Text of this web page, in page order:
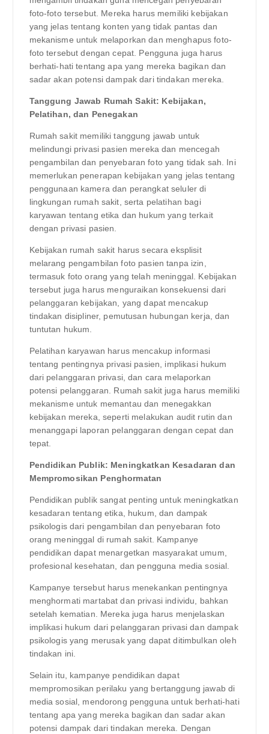
foto-foto tersebut. Mereka harus memiliki kebijakan
yang jelas tentang konten yang tidak pantas dan
mekanisme untuk melaporkan dan menghapus foto-
foto tersebut dengan cepat. Pengguna juga harus
berhati-hati tentang apa yang mereka bagikan dan
sadar akan potensi dampak dari tindakan mereka.
Tanggung Jawab Rumah Sakit: Kebijakan,
Pelatihan, dan Penegakan
Rumah sakit memiliki tanggung jawab untuk
melindungi privasi pasien mereka dan mencegah
pengambilan dan penyebaran foto yang tidak sah. Ini
memerlukan penerapan kebijakan yang jelas tentang
penggunaan kamera dan perangkat seluler di
lingkungan rumah sakit, serta pelatihan bagi
karyawan tentang etika dan hukum yang terkait
dengan privasi pasien.
Kebijakan rumah sakit harus secara eksplisit
melarang pengambilan foto pasien tanpa izin,
termasuk foto orang yang telah meninggal. Kebijakan
tersebut juga harus menguraikan konsekuensi dari
pelanggaran kebijakan, yang dapat mencakup
tindakan disipliner, pemutusan hubungan kerja, dan
tuntutan hukum.
Pelatihan karyawan harus mencakup informasi
tentang pentingnya privasi pasien, implikasi hukum
dari pelanggaran privasi, dan cara melaporkan
potensi pelanggaran. Rumah sakit juga harus memiliki
mekanisme untuk memantau dan menegakkan
kebijakan mereka, seperti melakukan audit rutin dan
menanggapi laporan pelanggaran dengan cepat dan
tepat.
Pendidikan Publik: Meningkatkan Kesadaran dan
Mempromosikan Penghormatan
Pendidikan publik sangat penting untuk meningkatkan
kesadaran tentang etika, hukum, dan dampak
psikologis dari pengambilan dan penyebaran foto
orang meninggal di rumah sakit. Kampanye
pendidikan dapat menargetkan masyarakat umum,
profesional kesehatan, dan pengguna media sosial.
Kampanye tersebut harus menekankan pentingnya
menghormati martabat dan privasi individu, bahkan
setelah kematian. Mereka juga harus menjelaskan
implikasi hukum dari pelanggaran privasi dan dampak
psikologis yang merusak yang dapat ditimbulkan oleh
tindakan ini.
Selain itu, kampanye pendidikan dapat
mempromosikan perilaku yang bertanggung jawab di
media sosial, mendorong pengguna untuk berhati-hati
tentang apa yang mereka bagikan dan sadar akan
potensi dampak dari tindakan mereka. Dengan